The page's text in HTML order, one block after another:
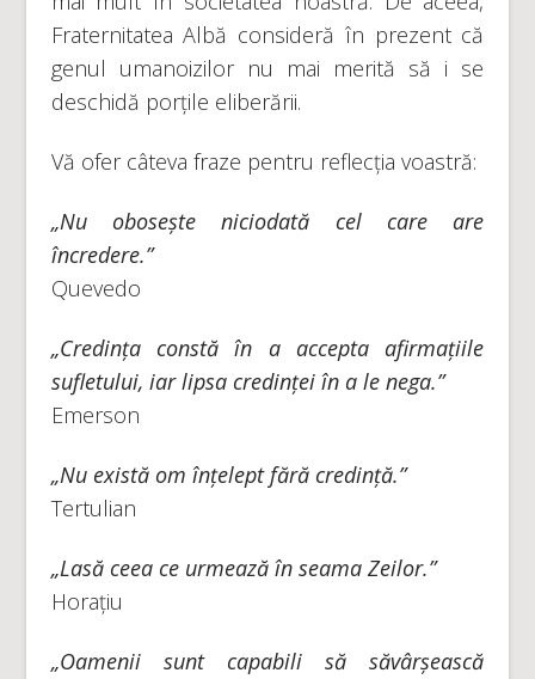
Fraternitatea Albă consideră în prezent că
genul umanoizilor nu mai merită să i se
deschidă porțile eliberării.
Vă ofer câteva fraze pentru reflecția voastră:
„Nu obosește niciodată cel care are
încredere.”
Quevedo
„Credința constă în a accepta afirmațiile
sufletului, iar lipsa credinței în a le nega.”
Emerson
„Nu există om înțelept fără credință.”
Tertulian
„Lasă ceea ce urmează în seama Zeilor.”
Horațiu
„Oamenii sunt capabili să săvârșească